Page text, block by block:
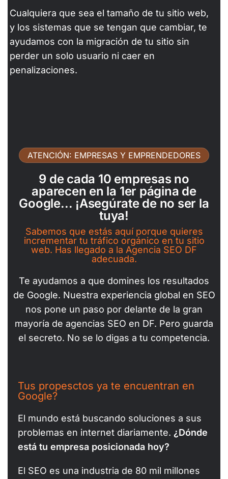
Cualquiera que sea el tamaño de tu sitio web,
y los sistemas que se tengan que cambiar, te
ayudamos con la migración de tu sitio sin
perder un solo usuario ni caer en
penalizaciones.
ATENCIÓN: EMPRESAS Y EMPRENDEDORES
9 de cada 10 empresas no
aparecen en la 1er página de
Google... ¡Asegúrate de no ser la
tuya!
Sabemos que estás aquí porque quieres
incrementar tu tráfico orgánico en tu sitio
web. Has llegado a la Agencia SEO DF
adecuada.
Te ayudamos a que domines los resultados
de Google. Nuestra experiencia global en SEO
nos pone un paso por delante de la gran
mayoría de agencias SEO en DF. Pero guarda
el secreto. No se lo digas a tu competencia.
Tus propesctos ya te encuentran en
Google?
El mundo está buscando soluciones a sus
problemas en internet diariamente. ¿Dónde
está tu empresa posicionada hoy?
El SEO es una industria de 80 mil millones